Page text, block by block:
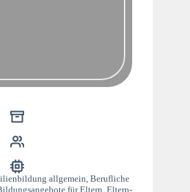
allgemein,Berufliche
für Eltern,Eltern-